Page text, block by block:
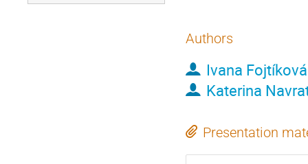
Authors
Ivana Fojtíková
Katerina
Presentation